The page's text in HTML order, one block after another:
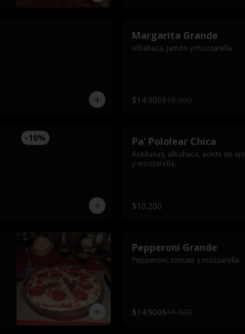
Margarita Grande
Albahaca, jamón y mozzarella.
$14.900$16.500
-10% Pa' Pololear Chica
Aceitunas, albahaca, aceite de ajo
y mozzarella.
$10.200
Pepperoni Grande
Pepperoni, tomate y mozzarella.
$14.900$16.500